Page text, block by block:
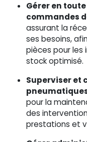
Gérer en
commandes
assurant la
ses besoins,
pièces pour les
stock optimisé.
Superviser et
pour la
des
prestations et